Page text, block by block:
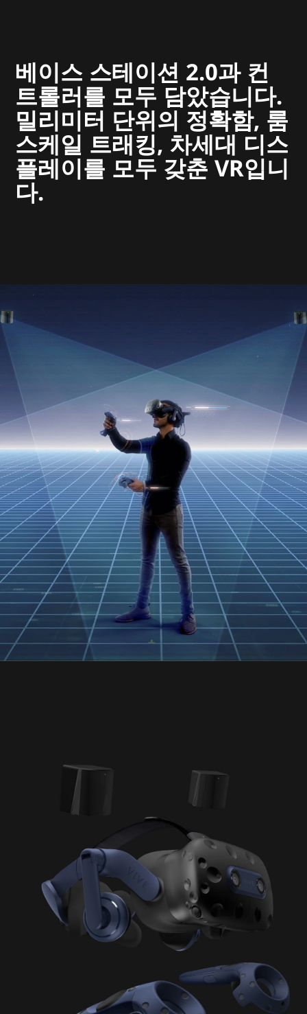
베이스 스테이션 2.0과 컨
트롤러를 모두 담았습니다.
밀리미터 단위의 정확함, 룸
스케일 트래킹, 차세대 디스
플레이를 모두 갖춘 VR입니
다.